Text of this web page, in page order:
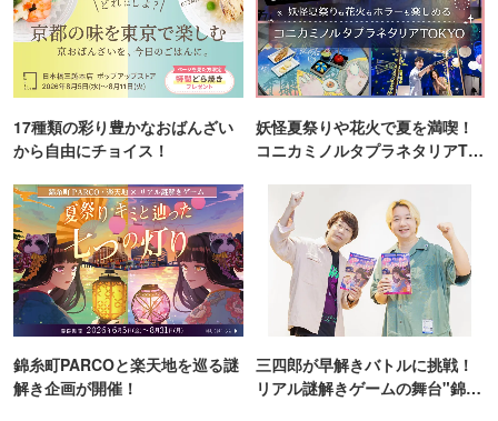
17種類の彩り豊かなおばんざい
から自由にチョイス！
妖怪夏祭りや花火で夏を満喫！
コニカミノルタプラネタリアTO
錦糸町PARCOと楽天地を巡る謎
解き企画が開催！
三四郎が早解きバトルに挑戦！
リアル謎解きゲームの舞台"錦糸